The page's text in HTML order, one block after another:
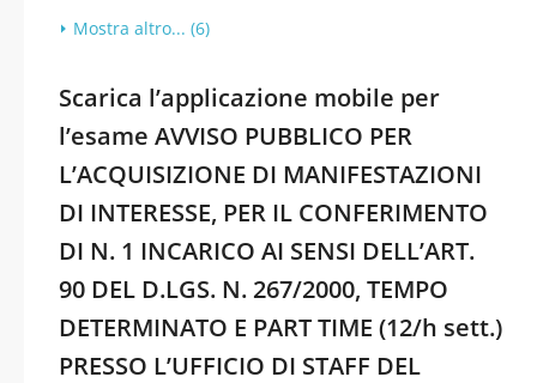
Mostra altro... (6)
Scarica l’applicazione mobile per
l’esame AVVISO PUBBLICO PER
L’ACQUISIZIONE DI MANIFESTAZIONI
DI INTERESSE, PER IL CONFERIMENTO
DI N. 1 INCARICO AI SENSI DELL’ART.
90 DEL D.LGS. N. 267/2000, TEMPO
DETERMINATO E PART TIME (12/h sett.)
PRESSO L’UFFICIO DI STAFF DEL